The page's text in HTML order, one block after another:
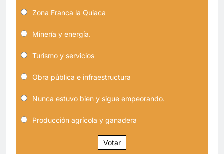
Zona Franca la Quiaca
Minería y energía.
Turismo y servicios
Obra pública e infraestructura
Nunca estuvo bien y sigue empeorando.
Producción agrícola y ganadera
Votar